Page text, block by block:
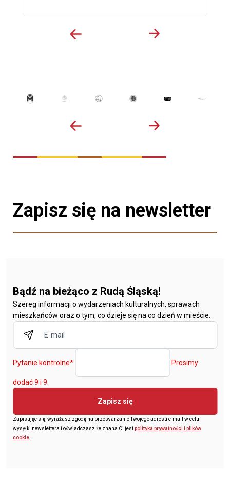
Zapisz się na newsletter
Bądź na bieżąco z Rudą Śląską!
Szereg informacji o wydarzeniach kulturalnych, sprawach
mieszkańców oraz o tym, co dzieje się na co dzień w mieście.
Pytanie kontrolne* Prosimy
dodać 9 i 9.
Zapisz się
Zapisując się, wyrażasz zgodę na przetwarzanie Twojego adresu e-mail w celu
wysyłki newslettera i oświadczasz że znana Ci jestpolityka prywatności i plików
cookie